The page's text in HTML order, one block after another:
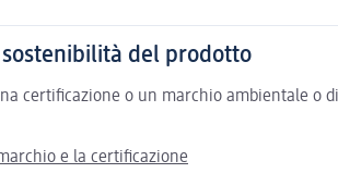
del prodotto
certificazione o un marchio ambientale
e la certificazione